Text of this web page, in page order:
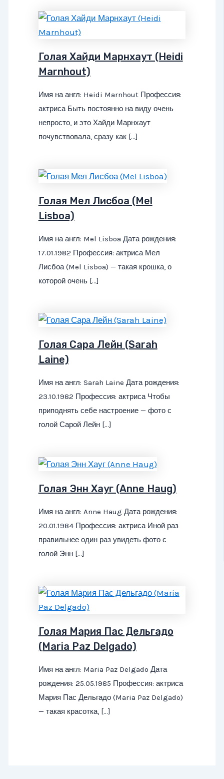
Голая Хайди Марнхаут (Heidi
Marnhout)
Имя на англ: Heidi Marnhout Профессия:
актриса Быть постоянно на виду очень
непросто, и это Хайди Марнхаут
почувствовала, сразу как […]
Голая Мел Лисбоа (Mel
Lisboa)
Имя на англ: Mel Lisboa Дата рождения:
17.01.1982 Профессия: актриса Мел
Лисбоа (Mel Lisboa) — такая крошка, о
которой очень […]
Голая Сара Лейн (Sarah
Laine)
Имя на англ: Sarah Laine Дата рождения:
23.10.1982 Профессия: актриса Чтобы
приподнять себе настроение — фото с
голой Сарой Лейн […]
Голая Энн Хауг (Anne Haug)
Имя на англ: Anne Haug Дата рождения:
20.01.1984 Профессия: актриса Иной раз
правильнее один раз увидеть фото с
голой Энн […]
Голая Мария Пас Дельгадо
(Maria Paz Delgado)
Имя на англ: Maria Paz Delgado Дата
рождения: 25.05.1985 Профессия: актриса
Мария Пас Дельгадо (Maria Paz Delgado)
— такая красотка, […]